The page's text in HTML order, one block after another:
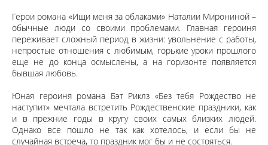
Герои романа «Ищи меня за облаками» Наталии Мирониной –
обычные люди со своими проблемами. Главная героиня
переживает сложный период в жизни: увольнение с работы,
непростые отношения с любимым, горькие уроки прошлого
еще не до конца осмыслены, а на горизонте появляется
бывшая любовь.
Юная героиня романа Бэт Риклз «Без тебя Рождество не
наступит» мечтала встретить Рождественские праздники, как
и в прежние годы в кругу своих самых близких людей.
Однако все пошло не так как хотелось, и если бы не
случайная встреча, то праздник мог бы и не состояться.